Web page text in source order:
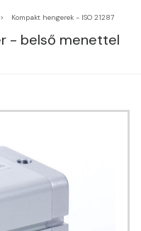
Kompakt hengerek - ISO 21287
- belső menettel